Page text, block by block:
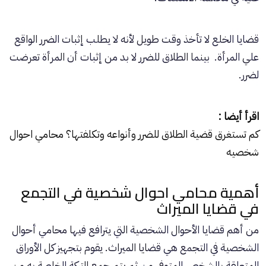
قضايا الخلع لا تأخذ وقت طويل لأنه لا يطلب إثبات الضرر الواقع
علي المرأة. بينما الطلاق للضرر لا بد من إثبات أن المرأة تعرضت
لضرر.
اقرأ أيضا :
كم تستغرق قضية الطلاق للضرر وأنواعه وتكلفتها؟ محامي احوال
شخصيه
أهمية محامي احوال شخصية في التجمع
في قضايا الميراث
من أهمقضايا الأحوال الشخصيةالتي يترافع فيها محامي أحوال
الشخصية في التجمع هي قضايا الميراث. يقوم بتجهيز كل الأوراق